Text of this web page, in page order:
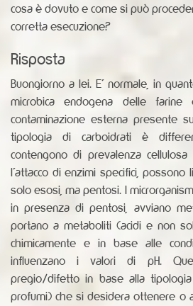
cosa è dovuto e come si può
corretta esecuzione?
Risposta
Buongiorno a lei. E' normale, in
microbica endogena delle
contaminazione esterna presente
tipologia di carboidrati è
contengono di prevalenza
l'attacco di enzimi specifici, possono
solo esosi, ma pentosi. I
in presenza di pentosi, avviano
portano a metaboliti (acidi e non
chimicamente e in base alle
influenzano i valori di pH.
pregio/difetto in base alla
profumi) che si desidera ottenere o